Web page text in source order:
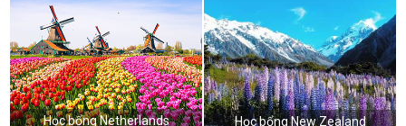
Học bổng Netherlands Học bổng New Zealand